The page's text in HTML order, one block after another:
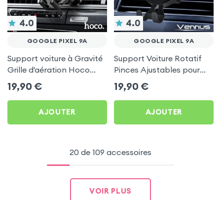
4.0
GOOGLE PIXEL 9A
Support voiture à Gravité
Grille d'aération Hoco
Noir pour Google Pixel 9a
19,90 €
AJOUTER
4.0
GOOGLE PIXEL 9A
Support Voiture Rotatif
Pinces Ajustables pour
Google Pixel 9a
19,90 €
AJOUTER
20 de 109 accessoires
VOIR PLUS